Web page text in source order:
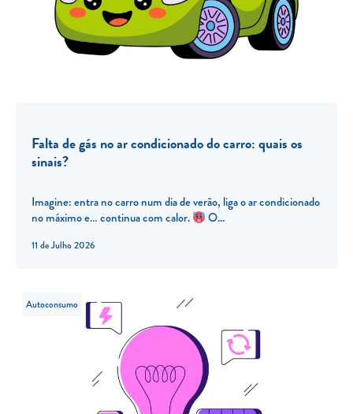
11 de Julho 2026
Falta de gás no ar condicionado do carro: quais os
sinais?
Imagine: entra no carro num dia de verão, liga o ar condicionado
no máximo e… continua com calor.
O...
Autoconsumo